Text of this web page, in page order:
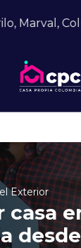
Colpatria.
Exterior
casa